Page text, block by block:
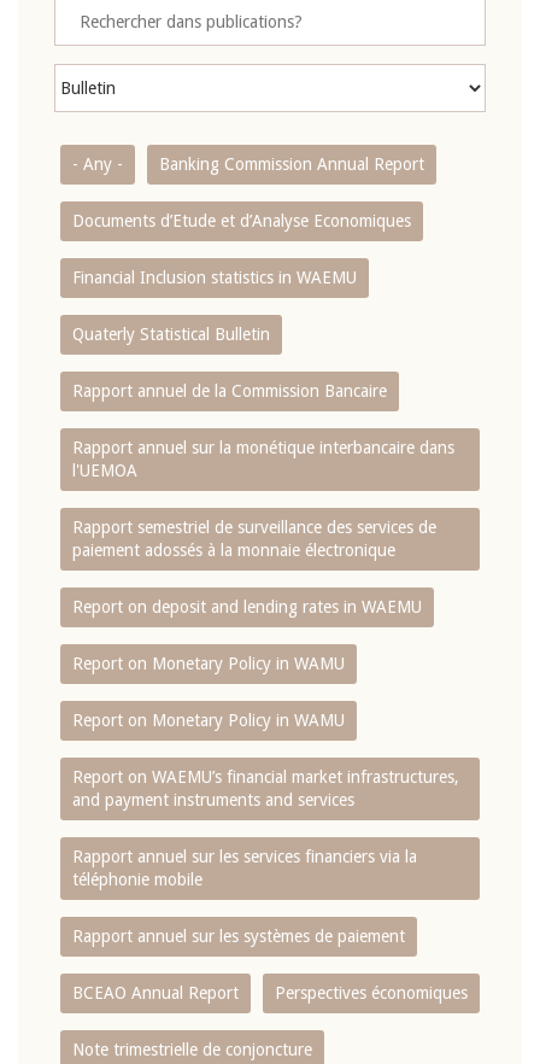
- Any - Banking Commission Annual Report
Documents d’Etude et d’Analyse Economiques
Financial Inclusion statistics in WAEMU
Quaterly Statistical Bulletin
Rapport annuel de la Commission Bancaire
Rapport annuel sur la monétique interbancaire dans
l'UEMOA
Rapport semestriel de surveillance des services de
paiement adossés à la monnaie électronique
Report on deposit and lending rates in WAEMU
Report on Monetary Policy in WAMU
Report on Monetary Policy in WAMU
Report on WAEMU’s financial market infrastructures,
and payment instruments and services
Rapport annuel sur les services financiers via la
téléphonie mobile
Rapport annuel sur les systèmes de paiement
BCEAO Annual Report Perspectives économiques
Note trimestrielle de conjoncture